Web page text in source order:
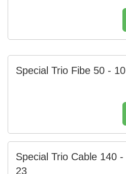
Special Trio Fibe 50 - 10
Special Trio Cable 140 -
23